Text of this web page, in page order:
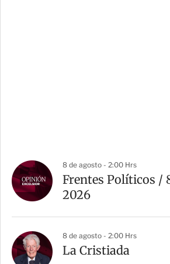
8 de agosto - 2:00 Hrs
Frentes Políticos /
2026
8 de agosto - 2:00 Hrs
La Cristiada